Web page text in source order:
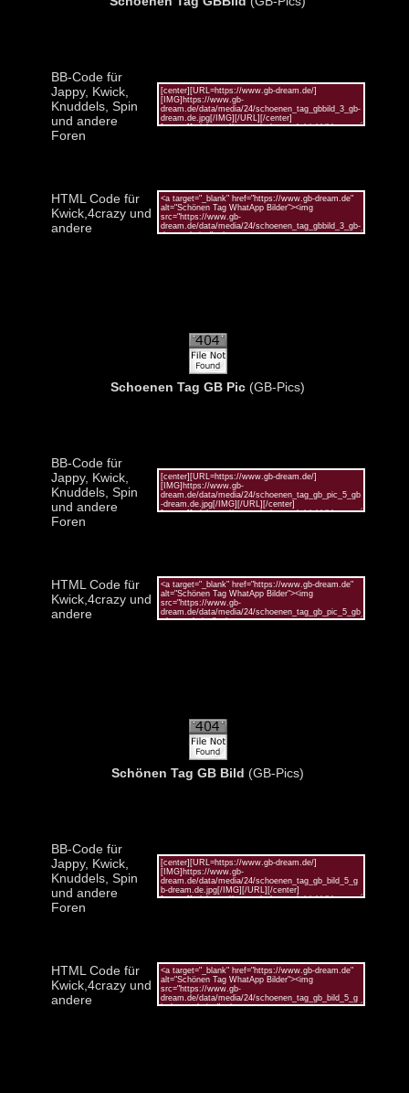
BB-Code für
Jappy, Kwick,
Knuddels, Spin
und andere
Foren
HTML Code für
Kwick,4crazy und
andere
Schoenen Tag GB Pic (GB-Pics)
BB-Code für
Jappy, Kwick,
Knuddels, Spin
und andere
Foren
HTML Code für
Kwick,4crazy und
andere
Schönen Tag GB Bild (GB-Pics)
BB-Code für
Jappy, Kwick,
Knuddels, Spin
und andere
Foren
HTML Code für
Kwick,4crazy und
andere